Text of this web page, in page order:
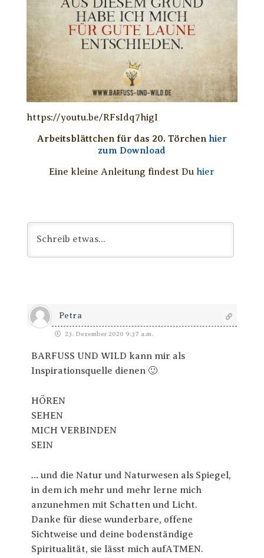
https://youtu.be/RFsIdq7higI
Arbeitsblättchen für das 20. Törchen hier
zum Download
Eine kleine Anleitung findest Du hier
Petra
23. Dezember 2020 9:37 a.m.
BARFUSS UND WILD kann mir als
Inspirationsquelle dienen 🙂
HÖREN
SEHEN
MICH VERBINDEN
SEIN
… und die Natur und Naturwesen als Spiegel,
in dem ich mehr und mehr lerne mich
anzunehmen mit Schatten und Licht.
Danke für diese wunderbare, offene
Sichtweise und deine bodenständige
Spiritualität, sie lässt mich aufATMEN.